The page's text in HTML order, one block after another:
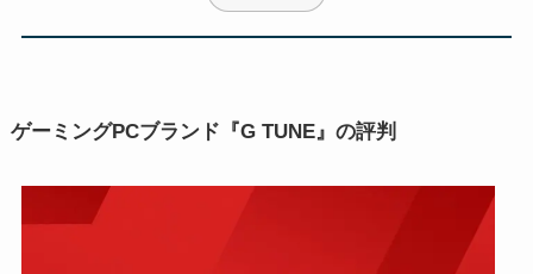
ゲーミングPCブランド『G TUNE』の評判